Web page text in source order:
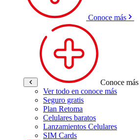
Conoce más
Conoce más
Ver todo en conoce más
Seguro gratis
Plan Retoma
Celulares baratos
Lanzamientos Celulares
SIM Cards